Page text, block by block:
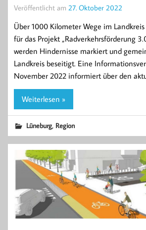
Veröffentlicht am 27. Oktober 2022
Über 1000 Kilometer Wege im
für das Projekt „Radverkehrsförderung
werden Hindernisse markiert und
Landkreis beseitigt. Eine
November 2022 informiert über den
Weiterlesen »
Lüneburg, Region